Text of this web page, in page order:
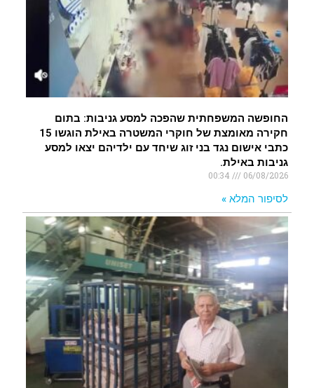
החופשה המשפחתית שהפכה למסע גניבות: בתום
חקירה מאומצת של חוקרי המשטרה באילת הוגשו 15
כתבי אישום נגד בני זוג שיחד עם ילדיהם יצאו למסע
גניבות באילת.
06/08/2026
לסיפור המלא »